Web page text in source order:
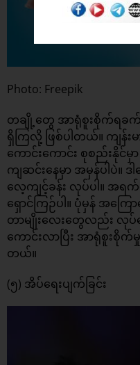
Photo: Freepik
တချို့တွေ အာရုံစူးစိုက်ရခက်
ရှိကြလို့ ဖြစ်ပါတယ်။ ကျန်
ကောင်းကောင်း စုစည်းနို
ကျဆင်းနေမှာ အမှန်ပါပဲ။ ဒ
လေ့ကျင့်ခန်း လုပ်ပါ။ အရ
ရှောင်ကြဉ်ပါ။ ပုံမှန် အကြ
တာမျိုးလေးတွေလည်း လုပ်ပေ
ကောင်းလာပြီး အာရုံစူးစို
တယ်။
(၅) အိပ်ရေးပျက်ခြင်း